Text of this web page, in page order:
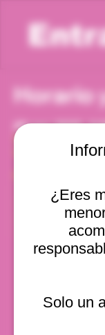
¿Eres
Solo un
Horario
20 nov 2025,
Viña del Mar,
Valparaíso, Chile